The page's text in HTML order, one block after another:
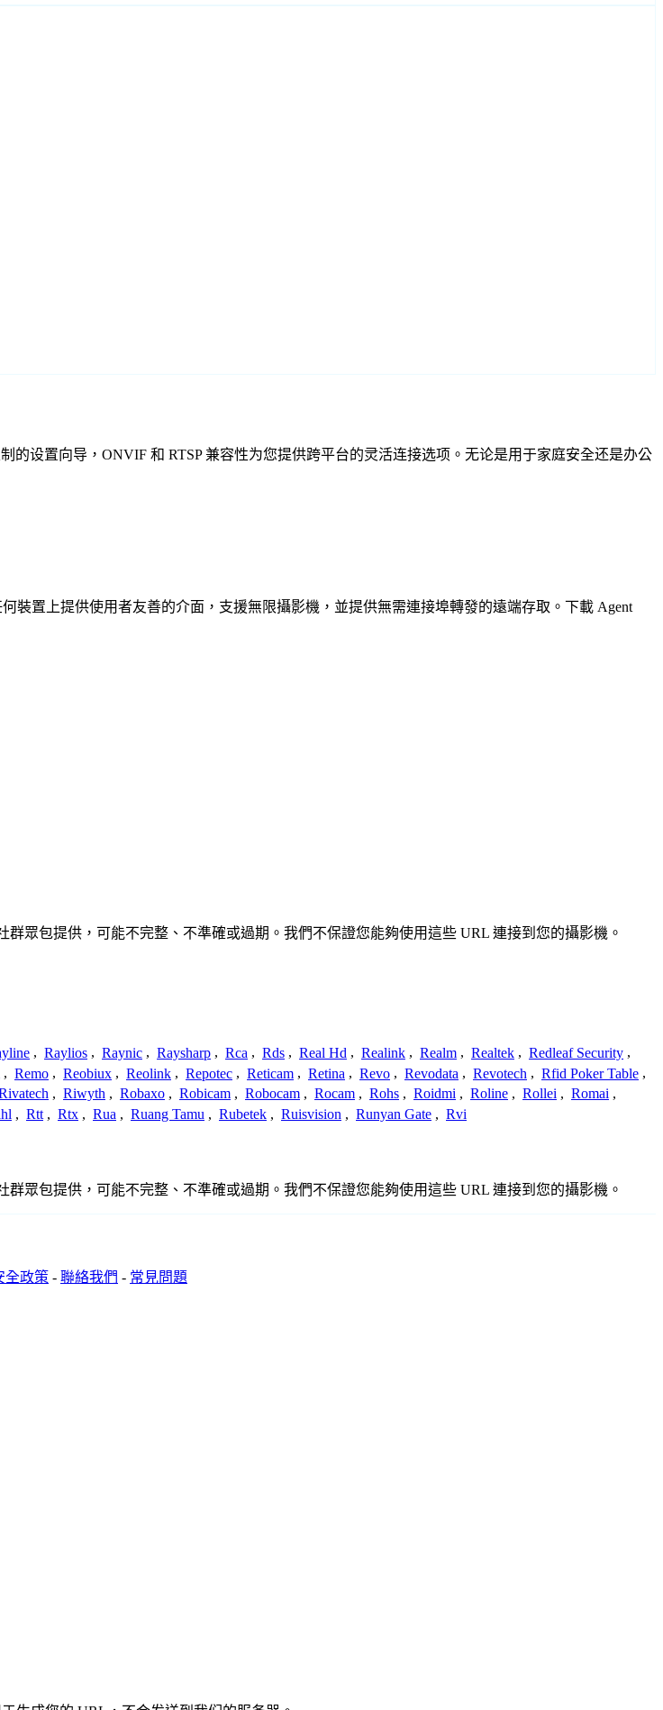
的设置向导，ONVIF 和 RTSP 兼容性为您提供跨平台的灵活连接选项。无论是用于家庭安全还是办公
裝置上提供使用者友善的介面，支援無限攝影機，並提供無需連接埠轉發的遠端存取。下載 Agent
眾包提供，可能不完整、不準確或過期。我們不保證您能夠使用這些 URL 連接到您的攝影機。
, Raylios , Raynic , Raysharp , Rca , Rds , Real Hd , Realink , Realm , Realtek , Redleaf Security ,
, Remo , Reobiux , Reolink , Repotec , Reticam , Retina , Revo , Revodata , Revotech , Rfid Poker Table ,
, Riwyth , Robaxo , Robicam , Robocam , Rocam , Rohs , Roidmi , Roline , Rollei , Romai ,
, Rtt , Rtx , Rua , Ruang Tamu , Rubetek , Ruisvision , Runyan Gate , Rvi
眾包提供，可能不完整、不準確或過期。我們不保證您能夠使用這些 URL 連接到您的攝影機。
全政策 - 聯絡我們 - 常見問題